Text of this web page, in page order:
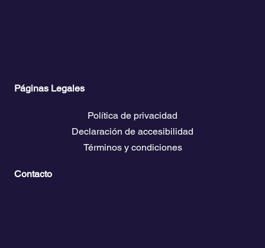
Páginas Legales
Política de privacidad
Declaración de accesibilidad
Términos y condiciones
Contacto